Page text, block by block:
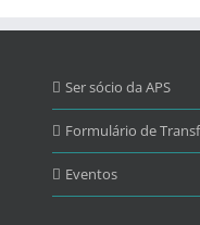
Ser sócio da APS
Formulário de
Eventos